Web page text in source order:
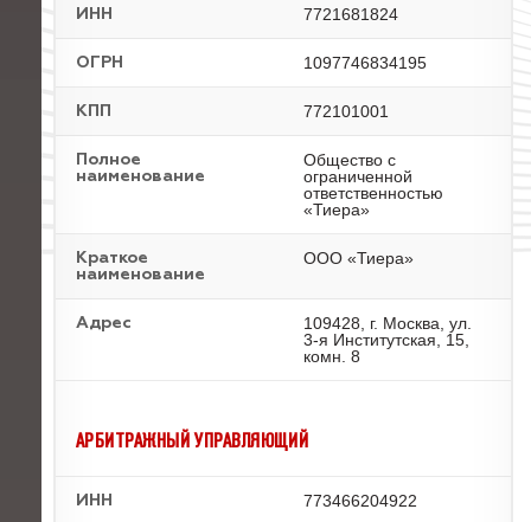
ИНН 7721681824
ОГРН 1097746834195
КПП 772101001
Полное
наименование
Общество с
ограниченной
ответственностью
«Тиера»
Краткое
наименование
ООО «Тиера»
Адрес
109428, г. Москва, ул.
3-я Институтская, 15,
комн. 8
АРБИТРАЖНЫЙ УПРАВЛЯЮЩИЙ
ИНН 773466204922